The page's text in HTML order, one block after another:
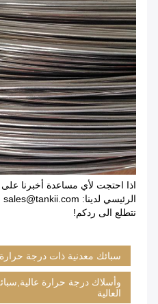
اذا احتجت لأي مساعدة أخبرنا على
الرئيسي لدينا: sales@tankii.com
نتطلع الى ردكم!
سبائك معدنية ذات درجة حرارة
وأسلاك درجة حرارة
العالية